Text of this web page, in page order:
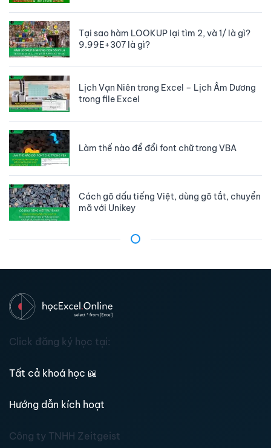
Tại sao hàm LOOKUP lại tìm 2, và 1/ là gì?
9.99E+307 là gì?
Lịch Vạn Niên trong Excel – Lịch Âm Dương
trong file Excel
Làm thế nào để đổi font chữ trong VBA
Cách gõ dấu tiếng Việt, dùng gõ tắt, chuyển
mã với Unikey
Click đăng ký học tại:
Tất cả khoá học 📖
Hướng dẫn kích hoạt
Công ty TNHH Zeitgeist